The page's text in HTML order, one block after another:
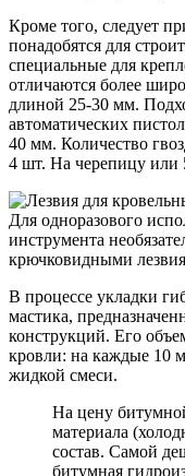
Кроме того, следует
понадобятся для
специальные для
отличаются более
длиной 25-30 мм.
автоматических
40 мм. Количество
4 шт. На черепицу или
Для одноразового
инструмента
крючковидными
В процессе укладки
мастика,
конструкций. Его
кровли: на каждые 10
жидкой смеси.
На цену
материала
состав. Самой
битумная